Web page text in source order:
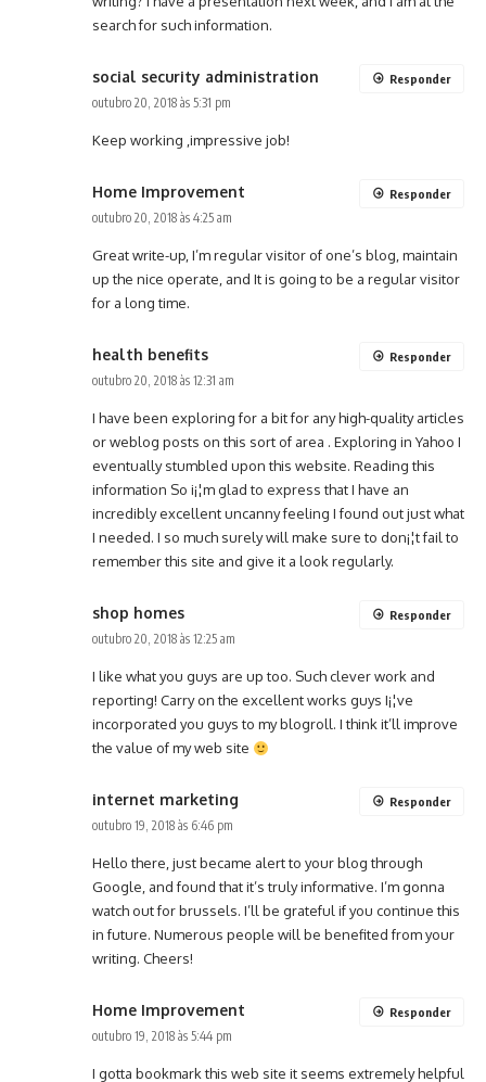
search for such information.
social security administration
outubro 20, 2018 às 5:31 pm
Keep working ,impressive job!
Responder
Home Improvement
outubro 20, 2018 às 4:25 am
Great write-up, I’m regular visitor of one’s blog, maintain
up the nice operate, and It is going to be a regular visitor
for a long time.
Responder
health benefits
outubro 20, 2018 às 12:31 am
I have been exploring for a bit for any high-quality articles
or weblog posts on this sort of area . Exploring in Yahoo I
eventually stumbled upon this website. Reading this
information So i¡¦m glad to express that I have an
incredibly excellent uncanny feeling I found out just what
I needed. I so much surely will make sure to don¡¦t fail to
remember this site and give it a look regularly.
Responder
shop homes
outubro 20, 2018 às 12:25 am
I like what you guys are up too. Such clever work and
reporting! Carry on the excellent works guys I¡¦ve
incorporated you guys to my blogroll. I think it’ll improve
the value of my web site
Responder
internet marketing
outubro 19, 2018 às 6:46 pm
Hello there, just became alert to your blog through
Google, and found that it’s truly informative. I’m gonna
watch out for brussels. I’ll be grateful if you continue this
in future. Numerous people will be benefited from your
writing. Cheers!
Responder
Home Improvement
outubro 19, 2018 às 5:44 pm
I gotta bookmark this web site it seems extremely helpful
Responder